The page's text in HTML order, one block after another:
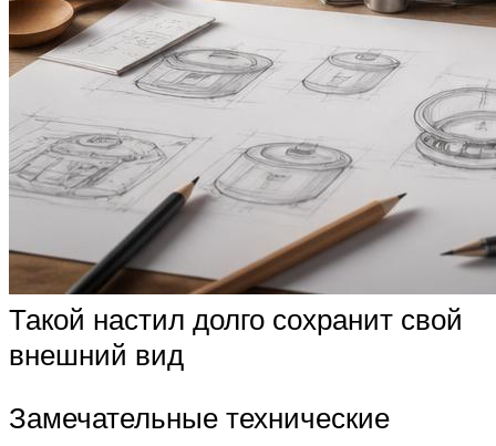
Такой настил долго сохранит свой
внешний вид
Замечательные технические